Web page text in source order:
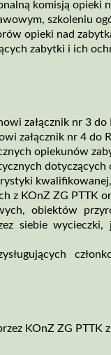
komisją opieki
szkoleniu
opieki nad
zabytki i ich
załącznik nr 3 do
załącznik nr 4 do
opiekunów
kwalifikowanej,
z KOnZ ZG PTTK
obiektów
siebie
KOnZ ZG